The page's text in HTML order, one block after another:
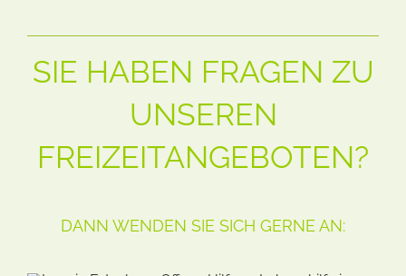
SIE HABEN FRAGEN ZU
UNSEREN
FREIZEITANGEBOTEN?
DANN WENDEN SIE SICH GERNE AN: